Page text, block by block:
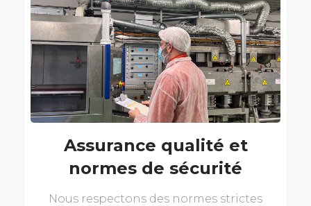
Assurance qualité et
normes de sécurité
Nous respectons des normes strictes